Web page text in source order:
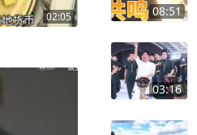
02:05 08:51
03:16